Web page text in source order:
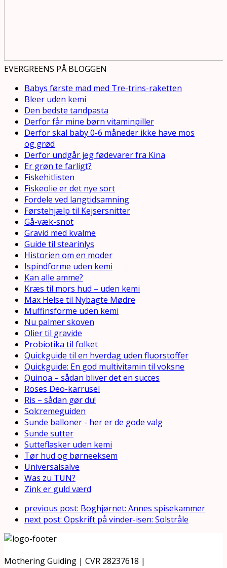
EVERGREENS PÅ BLOGGEN
Babys første mad med Tre-trins-raketten
Bleer uden kemi
Den bedste tandpasta
Derfor får mine børn vitaminpiller
Derfor skal baby 0-6 måneder ikke have mos
og grød
Derfor undgår jeg fødevarer fra Kina
Er grøn te farligt?
Fiskehitlisten
Fiskeolie er det nye sort
Fordele ved langtidsamning
Førstehjælp til Kejsersnitter
Gå-væk-snot
Gravid med kvalme
Guide til stearinlys
Historien om en moder
Ispindforme uden kemi
Kan alle amme?
Kræs til mors hud – uden kemi
Max Helse til Nybagte Mødre
Muffinsforme uden kemi
Nu palmer skoven
Olier til gravide
Probiotika til folket
Quickguide til en hverdag uden fluorstoffer
Quickguide: En god multivitamin til voksne
Quinoa – sådan bliver det en succes
Roses Deo-karrusel
Ris – sådan gør du!
Solcremeguiden
Sunde balloner - her er de gode valg
Sunde sutter
Sutteflasker uden kemi
Tør hud og børneeksem
Universalsalve
Was zu TUN?
Zink er guld værd
previous post: Boghjørnet: Annes spisekammer
next post: Opskrift på vinder-isen: Solstråle
Mothering Guiding | CVR 28237618 |